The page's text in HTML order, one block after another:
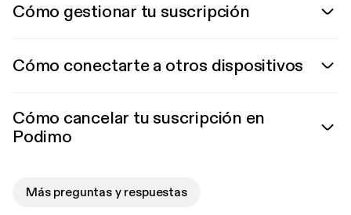
Cómo gestionar tu suscripción
Cómo conectarte a otros dispositivos
Cómo cancelar tu suscripción en
Podimo
Más preguntas y respuestas